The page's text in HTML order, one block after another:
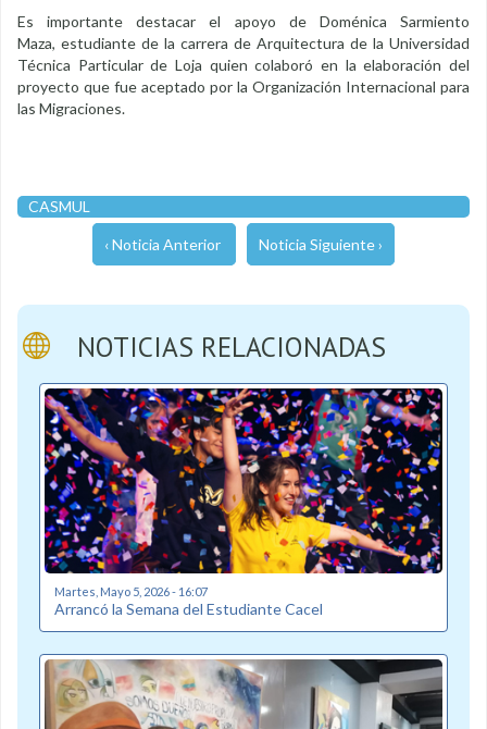
Es importante destacar el apoyo de Doménica Sarmiento
Maza, estudiante de la carrera de Arquitectura de la Universidad
Técnica Particular de Loja quien colaboró en la elaboración del
proyecto que fue aceptado por la Organización Internacional para
las Migraciones.
CASMUL
‹ Noticia Anterior Noticia Siguiente ›
NOTICIAS RELACIONADAS
Martes, Mayo 5, 2026 - 16:07
Arrancó la Semana del Estudiante Cacel